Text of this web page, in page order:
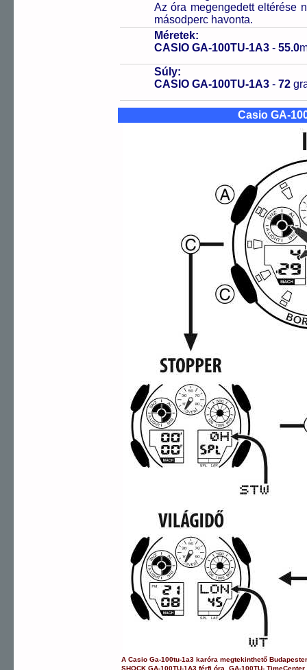
Az óra megengedett eltérése
másodperc havonta.
Méretek:
CASIO GA-100TU-1A3 - 55.0
Súly:
CASIO GA-100TU-1A3 - 72
Casio GA-
ACasio Ga-100tu-1a3 karóra megtekinthető
SHOCK GA-100TU-1A3 férfi óra ,GA-100TU-